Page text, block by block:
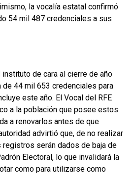
la vocalía estatal confirmó
54 mil 487 credenciales a sus
de cara al cierre de año
44 mil 653 credenciales para
este año. El Vocal del RFE
a la población que posee estos
a renovarlos antes de que
advirtió que, de no realizar
serán dados de baja de
Electoral, lo que invalidará la
como para utilizarse como